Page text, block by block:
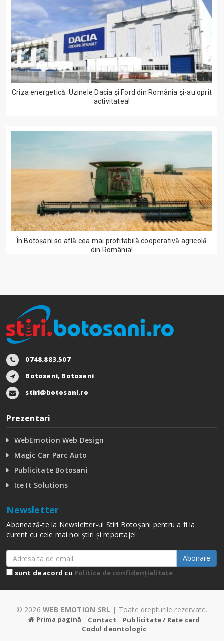
Criza energetică: Uzinele Dacia și Ford din România și-au oprit
activitatea!
În Botoșani se află cea mai profitabilă cooperativă agricolă
din România!
0748.883.507
Botosani, Botosani
stiri@botosani.ro
Prezentari
WebEmotion Web Design
Magic Car Parc Auto
Publicitate Botosani
Ice It Solutions
Newsletter
Abonează-te la Newsletter-ul Stiri Botoșani pentru a fi la
curent cu cele mai noi știri și reportaje!
Abonare
sunt de acord cu Politica de confidențialitate
© 2026 WEB EMOTION SRL | Toate drepturile rezervate.
Prima pagină Contact
Publicitate / Rate card
Codul deontologic